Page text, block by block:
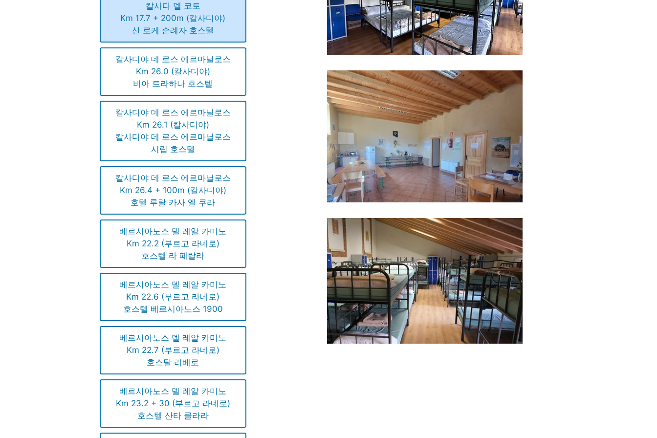
칼사다 델 코토
Km 17.7 + 200m (칼사디야)
산 로케 순례자 호스텔
칼사디야 데 로스 에르마닐로스
Km 26.0 (칼사디야)
비아 트라하나 호스텔
칼사디야 데 로스 에르마닐로스
Km 26.1 (칼사디야)
칼사디야 데 로스 에르마닐로스
시립 호스텔
칼사디야 데 로스 에르마닐로스
Km 26.4 + 100m (칼사디야)
호텔 루랄 카사 엘 쿠라
베르시아노스 델 레알 카미노
Km 22.2 (부르고 라네로)
호스텔 라 페랄라
베르시아노스 델 레알 카미노
Km 22.6 (부르고 라네로)
호스텔 베르시아노스 1900
베르시아노스 델 레알 카미노
Km 22.7 (부르고 라네로)
호스탈 리베로
베르시아노스 델 레알 카미노
Km 23.2 + 30 (부르고 라네로)
호스텔 산타 클라라